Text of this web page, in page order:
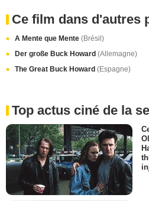
Ce film dans d'autres
A Mente que Mente (Brésil)
Der große Buck Howard (Allemagne)
The Great Buck Howard (Espagne)
Top actus ciné de la